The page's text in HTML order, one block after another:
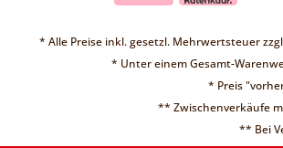
❤ Liebe
* Alle Preise inkl. gesetzl. Mehrwertsteuer
* Unter einem Gesamt-
* Preis
** Zwischenverkäufe
** Bei